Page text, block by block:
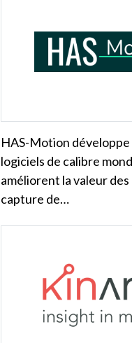
HAS-Motion développe
logiciels de calibre
améliorent la valeur
capture de…